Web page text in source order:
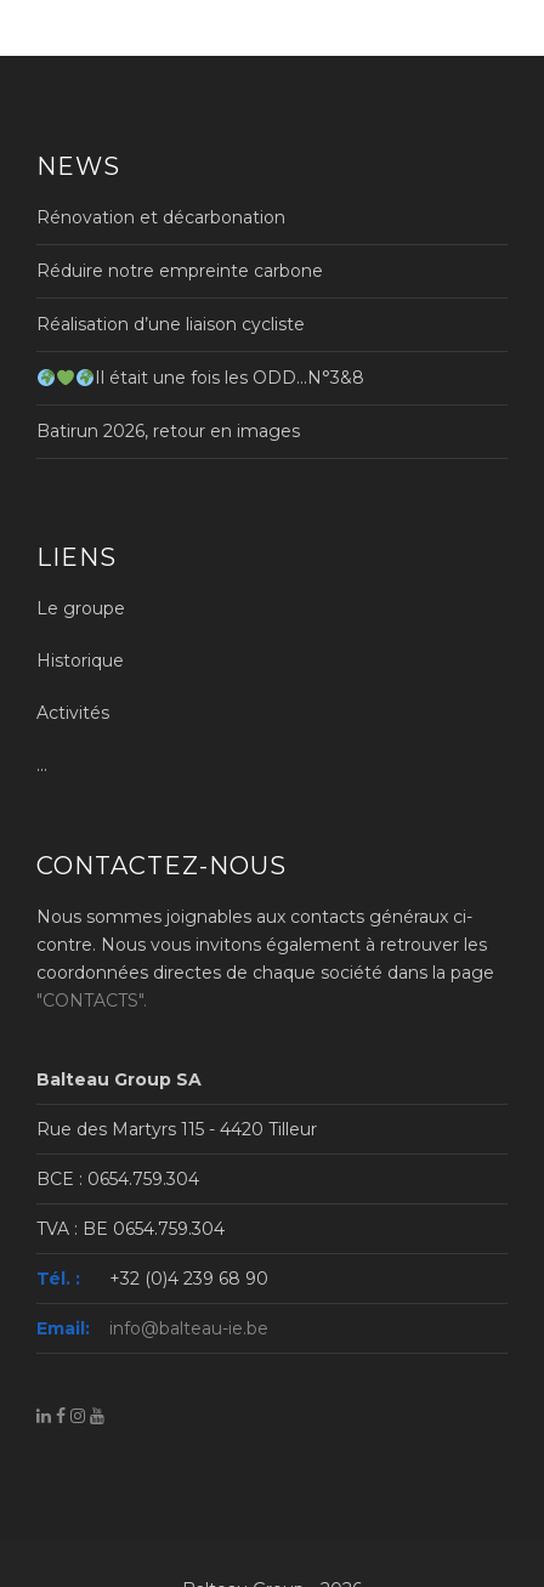
NEWS
Rénovation et décarbonation
Réduire notre empreinte carbone
Réalisation d’une liaison cycliste
Il était une fois les ODD…N°3&8
Batirun 2026, retour en images
LIENS
Le groupe
Historique
Activités
...
CONTACTEZ-NOUS
Nous sommes joignables aux contacts généraux ci-
contre. Nous vous invitons également à retrouver les
coordonnées directes de chaque société dans la page
"CONTACTS".
Balteau Group SA
Rue des Martyrs 115 - 4420 Tilleur
BCE : 0654.759.304
TVA : BE 0654.759.304
Tél. : +32 (0)4 239 68 90
Email: info@balteau-ie.be